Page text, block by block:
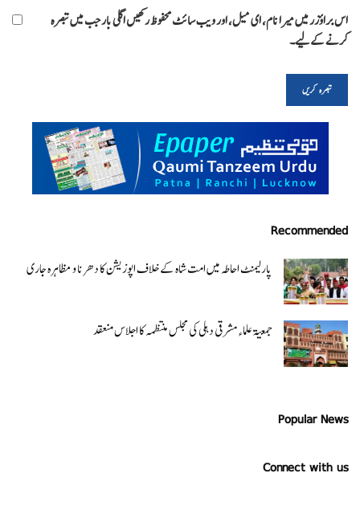
اس براؤزر میں میرا نام، ای میل، اور ویب سائٹ محفوظ رکھیں اگلی بار جب میں تبصرہ
کرنے کےلیے۔
Recommended
پارلیمنٹ احاطہ میں امت شاہ کے خلاف اپوزیشن کا دھرنا و مظاہرہ جاری
جمعیۃ علماء مشرقی دہلی کی مجلس منتظمہ کا اجلاس منعقد
Popular News
Connect with us